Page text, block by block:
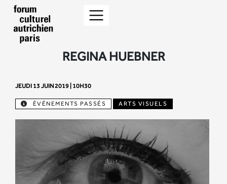
REGINA HUEBNER
JEUDI 13 JUIN 2019 | 10H30
ÉVÉNEMENTS PASSÉS ARTS VISUELS